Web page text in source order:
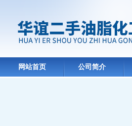
网站首页 公司简介